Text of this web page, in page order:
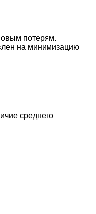
потерям.
на минимизацию
среднего